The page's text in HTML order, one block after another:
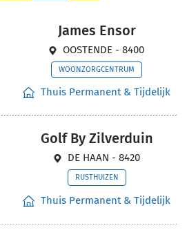
James Ensor
OOSTENDE - 8400
WOONZORGCENTRUM
Thuis Permanent & Tijdelijk
Golf By Zilverduin
DE HAAN - 8420
RUSTHUIZEN
Thuis Permanent & Tijdelijk